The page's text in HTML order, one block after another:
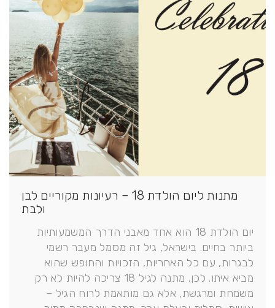
מתנות ליום הולדת 18 – רעיונות מקוריים לבן
ולבת
יום הולדת 18 הוא אחד מאבני הדרך המשמעותיות
ביותר בחיים. בישראל, גיל זה מסמל מעבר רשמי
לבגרות, עם כל האחריות, הזכויות והחופש שהוא
מביא איתו. לכן, מתנה לגיל 18 צריכה להיות לא רק
משמחת ומרגשת, אלא גם מותאמת לרוח הגיל –